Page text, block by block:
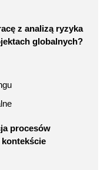
z analizą ryzyka
globalnych?
procesów